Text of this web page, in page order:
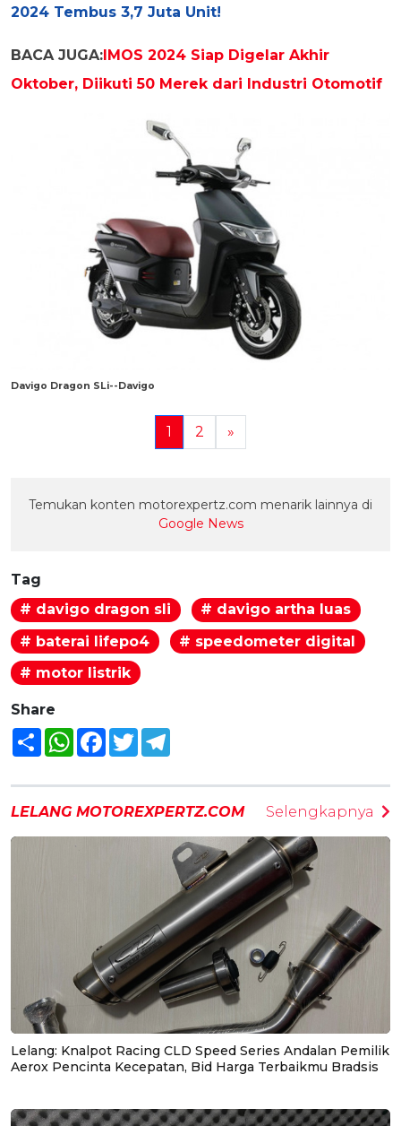
2024 Tembus 3,7 Juta Unit!
BACA JUGA: IMOS 2024 Siap Digelar Akhir
Oktober, Diikuti 50 Merek dari Industri Otomotif
Davigo Dragon SLi--Davigo
1 2 »
Temukan konten motorexpertz.com menarik lainnya di
Google News
Tag
# davigo dragon sli
# davigo artha luas
# baterai lifepo4
# speedometer digital
# motor listrik
Share
Share WhatsAppFacebook
Twitter
LELANG MOTOREXPERTZ.COM Selengkapnya
Lelang: Knalpot Racing CLD Speed Series Andalan Pemilik
Aerox Pencinta Kecepatan, Bid Harga Terbaikmu Bradsis